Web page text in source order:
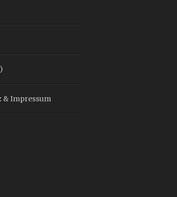
& Impressum